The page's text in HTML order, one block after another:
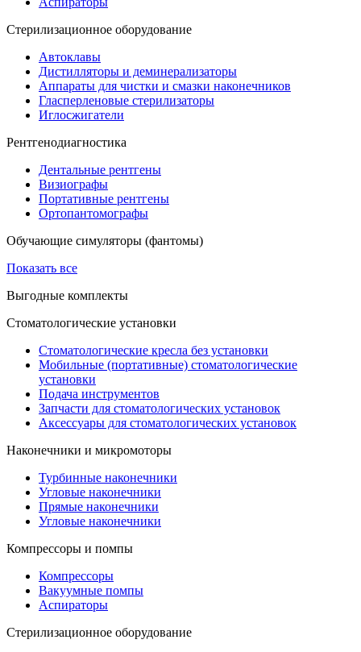
Стерилизационное оборудование
Автоклавы
Дистилляторы и деминерализаторы
Аппараты для чистки и смазки наконечников
Гласперленовые стерилизаторы
Иглосжигатели
Рентгенодиагностика
Дентальные рентгены
Визиографы
Портативные рентгены
Ортопантомографы
Обучающие симуляторы (фантомы)
Показать все
Выгодные комплекты
Стоматологические установки
Стоматологические кресла без установки
Мобильные (портативные) стоматологические
установки
Подача инструментов
Запчасти для стоматологических установок
Аксессуары для стоматологических установок
Наконечники и микромоторы
Турбинные наконечники
Угловые наконечники
Прямые наконечники
Угловые наконечники
Компрессоры и помпы
Компрессоры
Вакуумные помпы
Аспираторы
Стерилизационное оборудование